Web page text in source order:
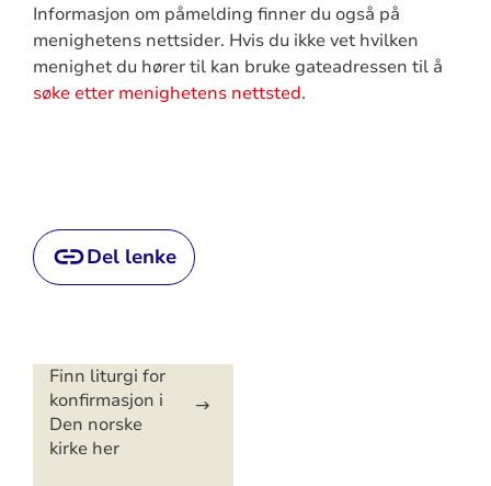
Informasjon om påmelding finner du også på
menighetens nettsider. Hvis du ikke vet hvilken
menighet du hører til kan bruke gateadressen til å
søke etter menighetens nettsted.
Del lenke
Artikkelsnarveger
Finn liturgi for
konfirmasjon i
Den norske
kirke her